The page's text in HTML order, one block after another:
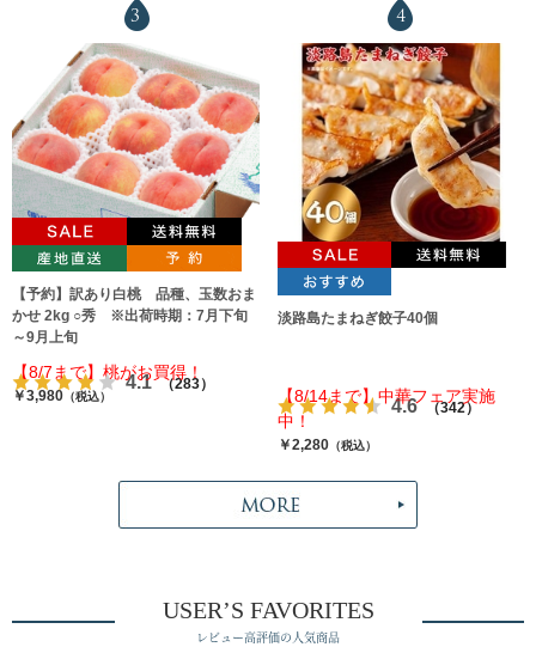
3
【予約】訳あり白桃 品種、玉数おま
かせ 2kg ○秀 ※出荷時期：7月下旬
～9月上旬
4.1 （283）
【8/7まで】桃がお買得！
￥3,980 （税込）
4
淡路島たまねぎ餃子40個
4.6 （342）
【8/14まで】中華フェア実施
中！
￥2,280（税込）
USER’S FAVORITES
レビュー高評価の人気商品